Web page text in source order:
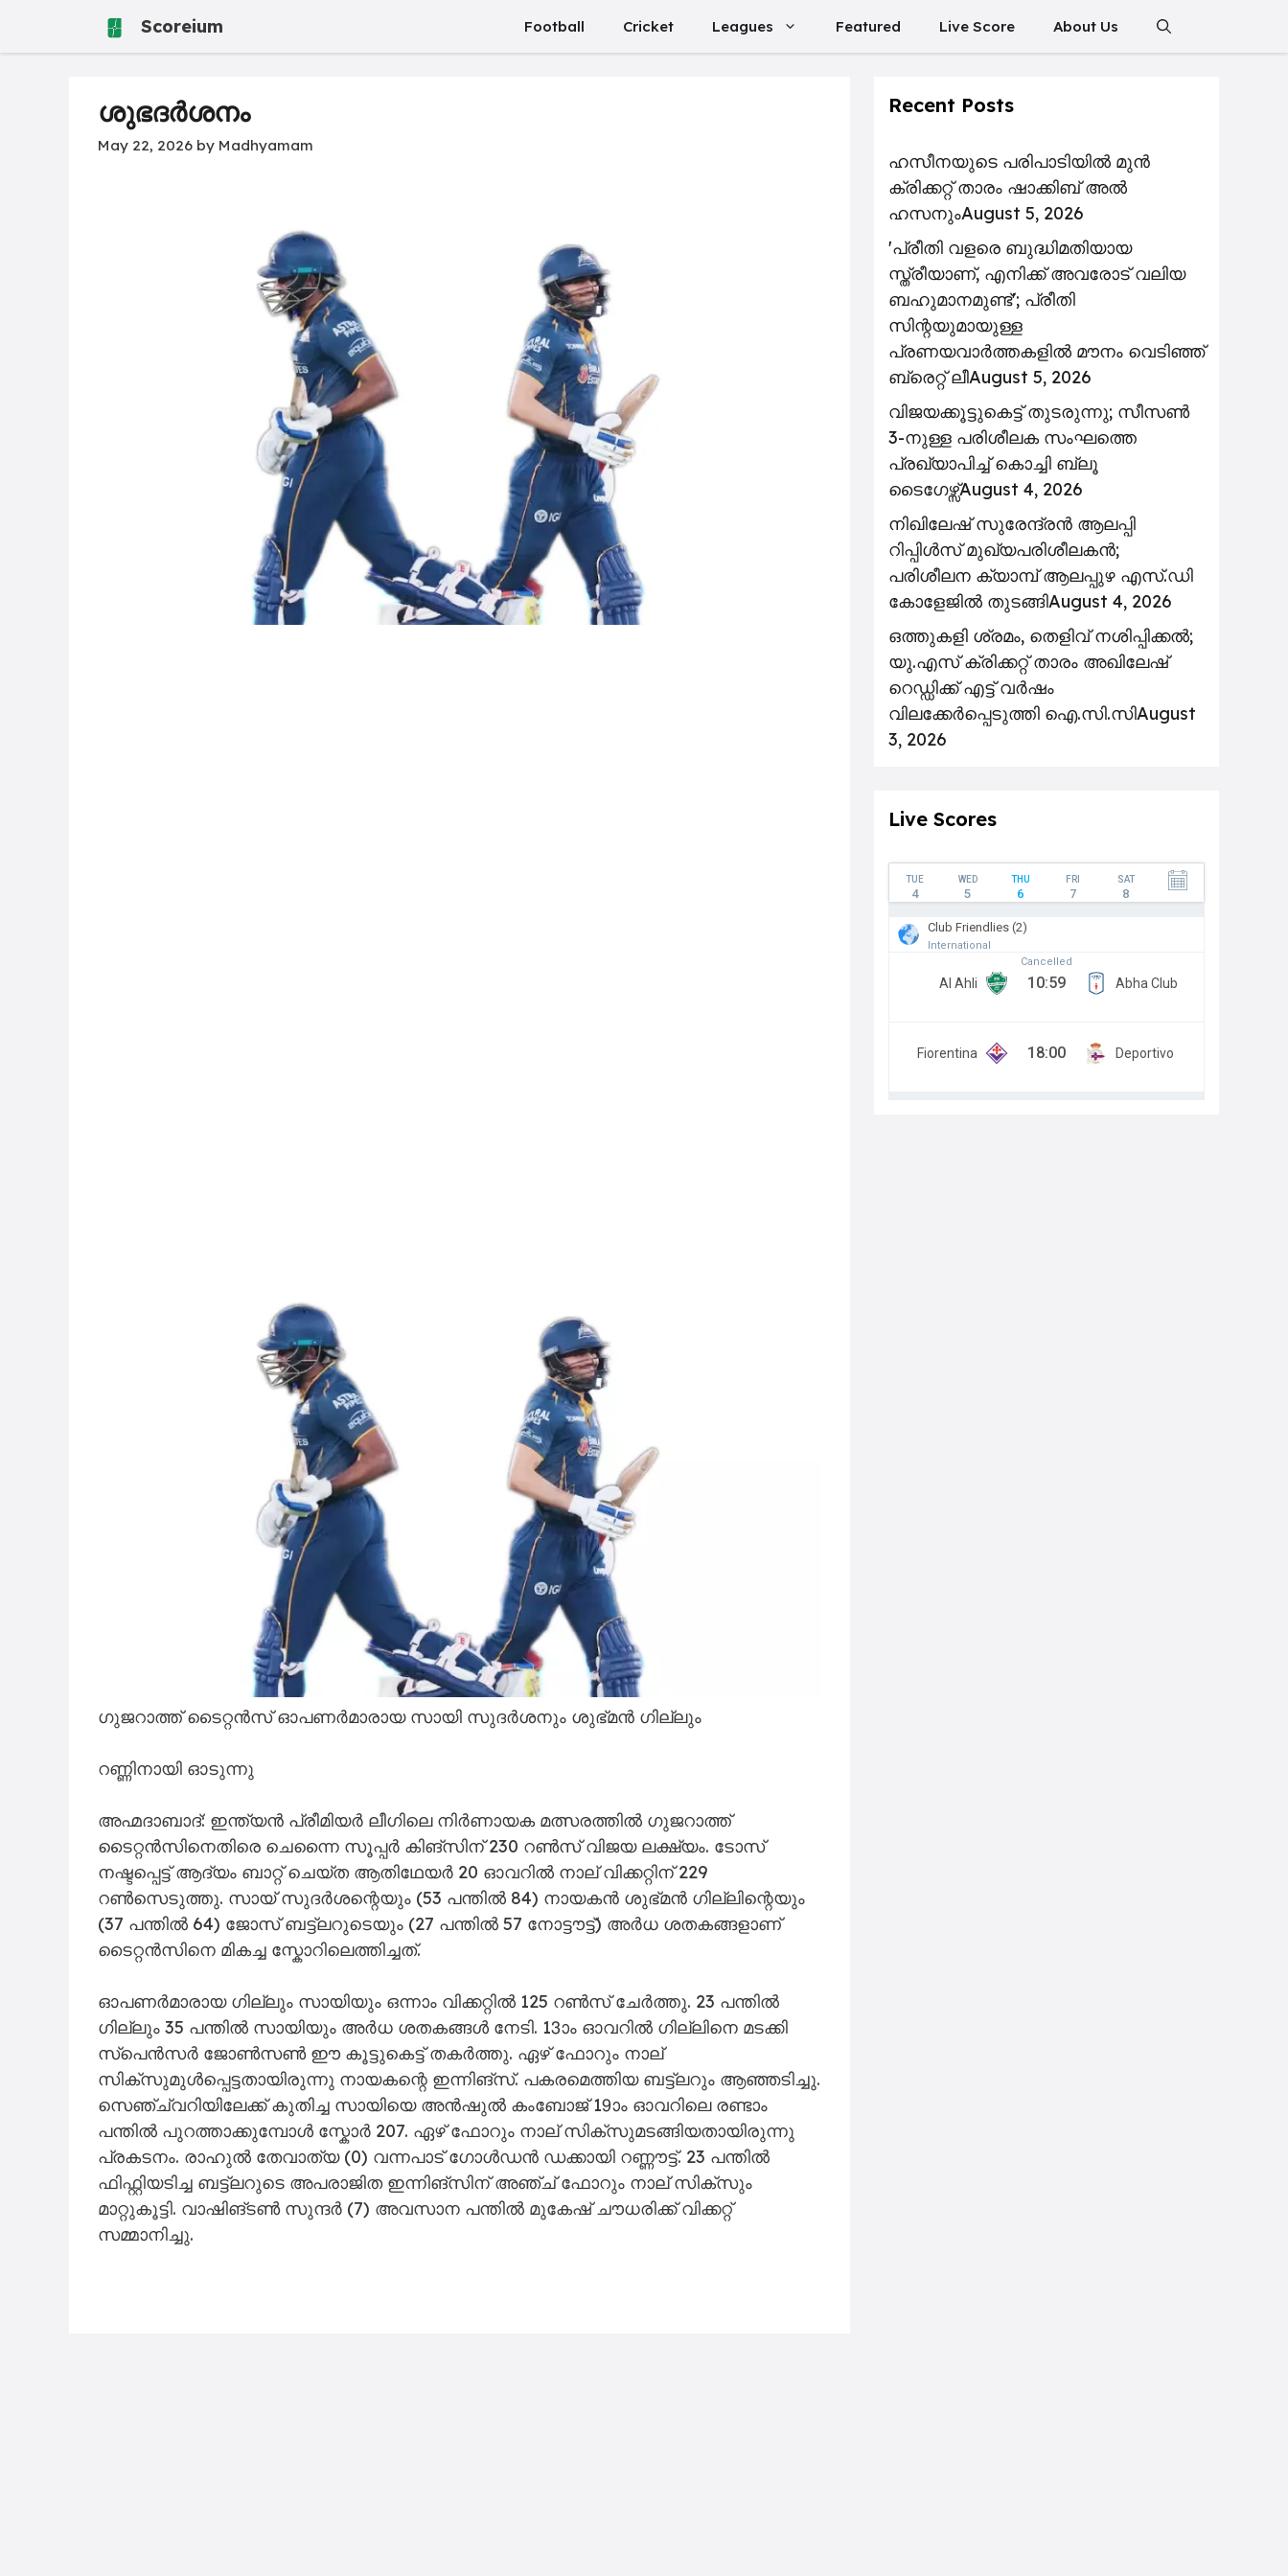
Scoreium Football Cricket Leagues Featured Live Score About Us
ശുഭദർശനം
May 22, 2026 by Madhyamam
ഗുജറാത്ത് ടൈറ്റൻസ് ഓപണർമാരായ സായി സുദർശനും ശുഭ്മൻ ഗില്ലും
റണ്ണിനായി ഓടുന്നു
അഹ്മദാബാദ്: ഇന്ത്യൻ പ്രീമിയർ ലീഗിലെ നിർണായക മത്സരത്തിൽ ഗുജറാത്ത്
ടൈറ്റൻസിനെതിരെ ചെന്നൈ സൂപ്പർ കിങ്സിന് 230 റൺസ് വിജയ ലക്ഷ്യം. ടോസ്
നഷ്ടപ്പെട്ട് ആദ്യം ബാറ്റ് ചെയ്ത ആതിഥേയർ 20 ഓവറിൽ നാല് വിക്കറ്റിന് 229
റൺസെടുത്തു. സായ് സുദർശന്റെയും (53 പന്തിൽ 84) നായകൻ ശുഭ്മൻ ഗില്ലിന്റെയും
(37 പന്തിൽ 64) ജോസ് ബട്ട്ലറുടെയും (27 പന്തിൽ 57 നോട്ടൗട്ട്) അർധ ശതകങ്ങളാണ്
ടൈറ്റൻസിനെ മികച്ച സ്കോറിലെത്തിച്ചത്.
ഓപണർമാരായ ഗില്ലും സായിയും ഒന്നാം വിക്കറ്റിൽ 125 റൺസ് ചേർത്തു. 23 പന്തിൽ
ഗില്ലും 35 പന്തിൽ സായിയും അർധ ശതകങ്ങൾ നേടി. 13ാം ഓവറിൽ ഗില്ലിനെ മടക്കി
സ്പെൻസർ ജോൺസൺ ഈ കൂട്ടുകെട്ട് തകർത്തു. ഏഴ് ഫോറും നാല്
സിക്സുമുൾപ്പെട്ടതായിരുന്നു നായകന്റെ ഇന്നിങ്സ്. പകരമെത്തിയ ബട്ട്ലറും ആഞ്ഞടിച്ചു.
സെഞ്ച്വറിയിലേക്ക് കുതിച്ച സായിയെ അൻഷുൽ കംബോജ് 19ാം ഓവറിലെ രണ്ടാം
പന്തിൽ പുറത്താക്കുമ്പോൾ സ്കോർ 207. ഏഴ് ഫോറും നാല് സിക്സുമടങ്ങിയതായിരുന്നു
പ്രകടനം. രാഹുൽ തേവാത്യ (0) വന്നപാട് ഗോൾഡൻ ഡക്കായി റണ്ണൗട്ട്. 23 പന്തിൽ
ഫിഫ്റ്റിയടിച്ച ബട്ട്ലറുടെ അപരാജിത ഇന്നിങ്സിന് അഞ്ച് ഫോറും നാല് സിക്സും
മാറ്റുകൂട്ടി. വാഷിങ്ടൺ സുന്ദർ (7) അവസാന പന്തിൽ മുകേഷ് ചൗധരിക്ക് വിക്കറ്റ്
സമ്മാനിച്ചു.
Recent Posts
ഹസീനയുടെ പരിപാടിയിൽ മുൻ
ക്രിക്കറ്റ് താരം ഷാക്കിബ് അൽ
ഹസനുംAugust 5, 2026
'പ്രീതി വളരെ ബുദ്ധിമതിയായ
സ്ത്രീയാണ്, എനിക്ക് അവരോട് വലിയ
ബഹുമാനമുണ്ട്'; പ്രീതി
സിന്റയുമായുള്ള
പ്രണയവാർത്തകളിൽ മൗനം വെടിഞ്ഞ്
ബ്രെറ്റ് ലീAugust 5, 2026
വിജയക്കൂട്ടുകെട്ട് തുടരുന്നു; സീസൺ
3-നുള്ള പരിശീലക സംഘത്തെ
പ്രഖ്യാപിച്ച് കൊച്ചി ബ്ലൂ
ടൈഗേഴ്സ്August 4, 2026
നിഖിലേഷ് സുരേന്ദ്രൻ ആലപ്പി
റിപ്പിൾസ് മുഖ്യപരിശീലകൻ;
പരിശീലന ക്യാമ്പ് ആലപ്പുഴ എസ്.ഡി
കോളേജിൽ തുടങ്ങിAugust 4, 2026
ഒത്തുകളി ശ്രമം, തെളിവ് നശിപ്പിക്കൽ;
യു.എസ് ക്രിക്കറ്റ് താരം അഖിലേഷ്
റെഡ്ഡിക്ക് എട്ട് വർഷം
വിലക്കേർപ്പെടുത്തി ഐ.സി.സിAugust
3, 2026
Live Scores
TUE
4
WED
5
THU
6
FRI
7
SAT
8
Club Friendlies (2)
International
Al Ahli
Cancelled
10:59 Abha Club
Fiorentina 18:00 Deportivo